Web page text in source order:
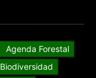
Agenda Forestal
Biodiversidad